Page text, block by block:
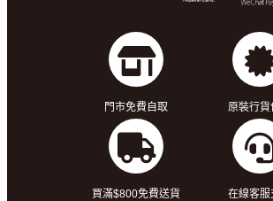
門市免費自取 原裝行貨
買滿$800免費送貨 在線客服